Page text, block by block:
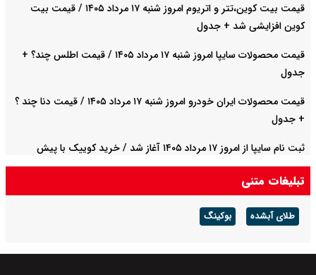
قیمت بیت کوین،تتر و اتریوم امروز شنبه ۱۷ مرداد ۱۴۰۵ / قیمت بیت
کوین افزایشی شد + جدول
قیمت محصولات سایپا امروز شنبه ۱۷ مرداد ۱۴۰۵ / قیمت اطلس چند؟ +
جدول
قیمت محصولات ایران خودرو امروز شنبه ۱۷ مرداد ۱۴۰۵ / قیمت دنا چند ؟
+ جدول
ثبت نام سایپا از امروز ۱۷ مرداد ۱۴۰۵ آغاز شد / خرید کوییک با پیش
پرداخت ۵۰۰ میلیون تومان + لینک
تبلیغات متنی
طلای آبشده بوکینگ